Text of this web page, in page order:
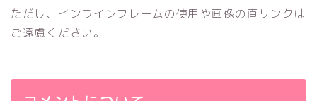
ただし、インラインフレームの使用や画像の直リンクは
ご遠慮ください。